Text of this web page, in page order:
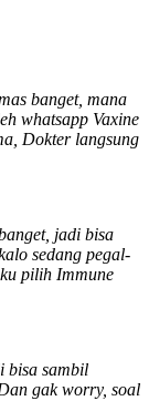
banget, mana
whatsapp Vaxine
Dokter langsung
jadi bisa
sedang pegal-
pilih Immune
bisa sambil
gak worry, soal